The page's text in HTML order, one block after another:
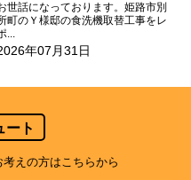
世話になっております。姫路市別
町のＹ様邸の食洗機取替工事をレ
...
年07月31日
ート
えの方はこちらから